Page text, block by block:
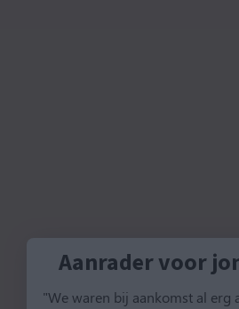
Aanrader voor
"We waren bij aankomst al erg